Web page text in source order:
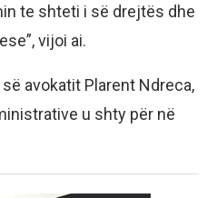
te shteti i së drejtës dhe
vijoi ai.
avokatit Plarent Ndreca,
u shty për në